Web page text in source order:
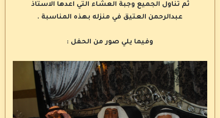
ثم تناول الجميع وجبة العشاء التي اعدها الاستاذ
عبدالرحمن العتيق في منزله بهذه المناسبة .
وفيما يلي صور من الحفل :